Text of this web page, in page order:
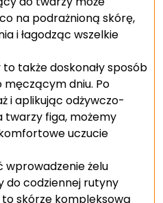
na podrażnioną skórę,
i łagodząc wszelkie
także doskonały sposób
męczącym dniu. Po
i aplikując odżywczo-
twarzy figa, możemy
uczucie
żelu
do codziennej rutyny
skórze kompleksową